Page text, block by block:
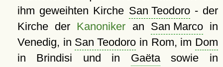
ihm geweihten Kirche San Teodoro- der
Kirche der Kanoniker an San Marcoin
Venedig, in San Teodoro in Rom, im Dom
in Brindisi und in Gaëtasowie in